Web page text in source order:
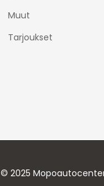
Muut
Tarjoukset
© 2025